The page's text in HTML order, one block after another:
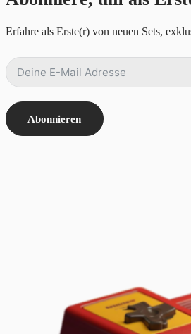
Erfahre als Erste(r) von neuen Sets,
Abonnieren